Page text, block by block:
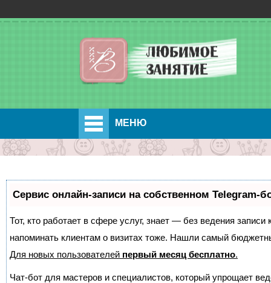
МЕНЮ
Сервис онлайн-записи на собственном Telegram-
Тот, кто работает в сфере услуг, знает — без ведения
напоминать клиентам о визитах тоже. Нашли самый
Для новых пользователей первый месяц бесплатно.
Чат-бот для мастеров и специалистов, который упрощает